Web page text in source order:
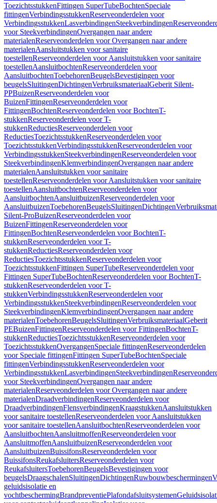
ToezichtsstukkenFittingen SuperTubeBochtenSpeciale
fittingenVerbindingsstukkenReserveonderdelen voor
VerbindingsstukkenLasverbindingenSteekverbindingen
voor SteekverbindingenOvergangen naar andere
materialenReserveonderdelen voor Overgangen naar andere
materialenAansluitstukken voor sanitaire
toestellenReserveonderdelen voor Aansluitstukken voor sanitaire
toestellenAansluitbochtenReserveonderdelen voor
AansluitbochtenToebehorenBeugelsBevestigingen voor
beugelsSluitingenDichtingenVerbruiksmateriaalGeberit Silent-
PPBuizenReserveonderdelen voor
BuizenFittingenReserveonderdelen voor
FittingenBochtenReserveonderdelen voor BochtenT-
stukkenReserveonderdelen voor T-
stukkenReductiesReserveonderdelen voor
ReductiesToezichtsstukkenReserveonderdelen voor
ToezichtsstukkenVerbindingsstukkenReserveonderdelen voor
VerbindingsstukkenSteekverbindingenReserveonderdelen voor
SteekverbindingenKlemverbindingenOvergangen naar andere
materialenAansluitstukken voor sanitaire
toestellenReserveonderdelen voor Aansluitstukken voor sanitaire
toestellenAansluitbochtenReserveonderdelen voor
AansluitbochtenAansluitbuizenReserveonderdelen voor
AansluitbuizenToebehorenBeugelsSluitingenDichtingen
Silent-ProBuizenReserveonderdelen voor
BuizenFittingenReserveonderdelen voor
FittingenBochtenReserveonderdelen voor BochtenT-
stukkenReserveonderdelen voor T-
stukkenReductiesReserveonderdelen voor
ReductiesToezichtsstukkenReserveonderdelen voor
ToezichtsstukkenFittingen SuperTubeReserveonderdelen voor
Fittingen SuperTubeBochtenReserveonderdelen voor BochtenT-
stukkenReserveonderdelen voor T-
stukkenVerbindingsstukkenReserveonderdelen voor
VerbindingsstukkenSteekverbindingenReserveonderdelen voor
SteekverbindingenKlemverbindingenOvergangen naar andere
materialenToebehorenBeugelsSluitingenVerbruiksmateriaalGeberit
PEBuizenFittingenReserveonderdelen voor FittingenBochtenT-
stukkenReductiesToezichtsstukkenReserveonderdelen voor
ToezichtsstukkenOvergangenSpeciale fittingenReserveonderdelen
voor Speciale fittingenFittingen SuperTubeBochtenSpeciale
fittingenVerbindingsstukkenReserveonderdelen voor
VerbindingsstukkenLasverbindingenSteekverbindingen
voor SteekverbindingenOvergangen naar andere
materialenReserveonderdelen voor Overgangen naar andere
materialenDraadverbindingenReserveonderdelen voor
DraadverbindingenFlensverbindingenKraagstukkenAansluitstukken
voor sanitaire toestellenReserveonderdelen voor Aansluitstukken
voor sanitaire toestellenAansluitbochtenReserveonderdelen voor
AansluitbochtenAansluitmoffenReserveonderdelen voor
AansluitmoffenAansluitbuizenReserveonderdelen voor
AansluitbuizenBuissifonsReserveonderdelen voor
BuissifonsReukafsluitersReserveonderdelen voor
ReukafsluitersToebehorenBeugelsBevestigingen voor
beugelsDraagschalenSluitingenDichtingenRuwbouwbeschermingen
geluidsisolatie en
vochtbeschermingBrandpreventiePlafondafsluitsystemen